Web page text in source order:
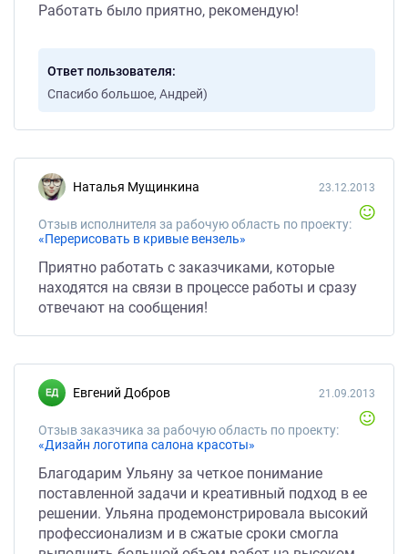
Работать было приятно, рекомендую!
Ответ пользователя
Спасибо большое, Андрей)
Наталья Мущинкина
Отзыв исполнителя за рабочую область по проекту:
«Перерисовать в кривые вензель»
23.12.2013
Приятно работать с заказчиками, которые
находятся на связи в процессе работы и сразу
отвечают на сообщения!
Евгений Добров
Отзыв заказчика за рабочую область по проекту:
«Дизайн логотипа салона красоты»
21.09.2013
Благодарим Ульяну за четкое понимание
поставленной задачи и креативный подход в ее
решении. Ульяна продемонстрировала высокий
профессионализм и в сжатые сроки смогла